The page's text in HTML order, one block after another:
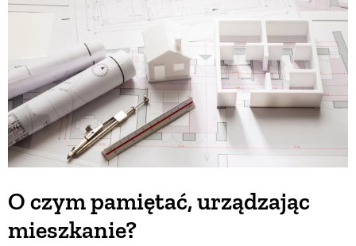
O czym pamiętać, urządzając
mieszkanie?